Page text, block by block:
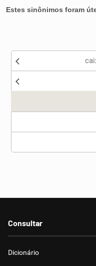
Sinônimos
Estes sinônimos foram
Nenhum dos
Consultar
Dicionário